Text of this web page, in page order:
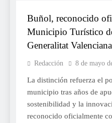
Buñol, reconocido
Municipio Turístico
Generalitat Valenciana
Redacción 8 de mayo
La distinción refuerza el
municipio tras años de
sostenibilidad y la
reconocido oficialmente